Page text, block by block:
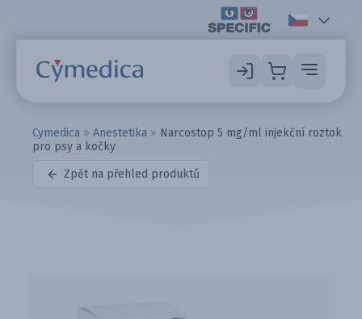
Cymedica » Anestetika » Narcostop 5 mg/ml injekční roztok
pro psy a kočky
Zpět na přehled produktů